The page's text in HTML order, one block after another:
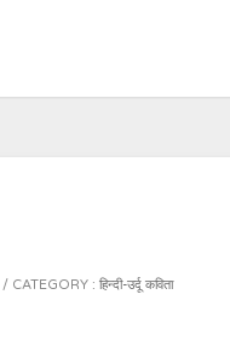
CATEGORY : हिन्दी-उर्दू कविता